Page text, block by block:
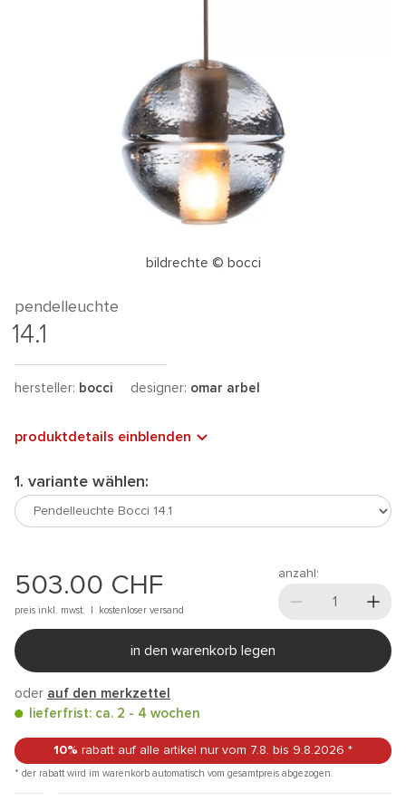
bildrechte © bocci
pendelleuchte
14.1
hersteller: bocci designer: omar arbel
produktdetails einblenden
1. variante wählen:
503.00 CHF
preis inkl. mwst. | kostenloser versand
anzahl:
in den warenkorb legen
oder auf den merkzettel
lieferfrist: ca. 2 - 4 wochen
10% rabatt auf alle artikel nur vom 7.8. bis 9.8.2026 *
* der rabatt wird im warenkorb automatisch vom gesamtpreis abgezogen.